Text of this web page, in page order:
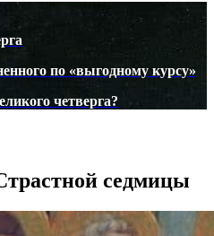
по «выгодному курсу»
четверга?
седмицы